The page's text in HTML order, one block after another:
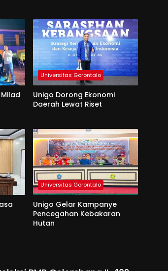
Universitas Gorontalo
Unigo Dorong Ekonomi
Daerah Lewat Riset
Universitas Gorontalo
Unigo Gelar Kampanye
Pencegahan Kebakaran
Hutan